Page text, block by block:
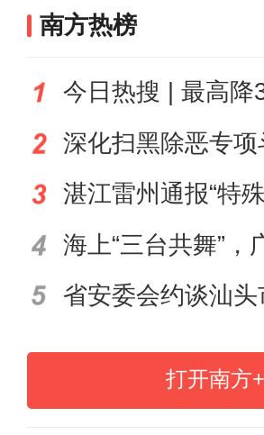
榜公司未能盈利，而
为房地产公司。这
但是，2025 年房地
折射出我国房地产
通过聚焦核心城市
地、万科等。而中
地产、产业地产）
南方热榜
省安委会约谈汕头
打开南方